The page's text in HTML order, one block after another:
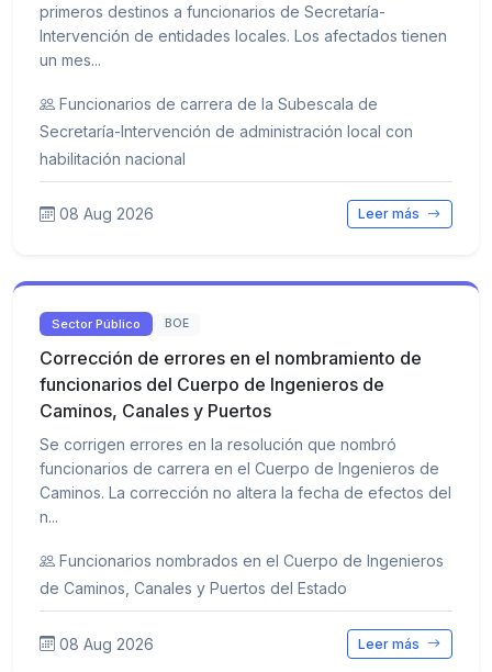
primeros destinos a funcionarios de Secretaría-
Intervención de entidades locales. Los afectados tienen
un mes...
Funcionarios de carrera de la Subescala de
Secretaría-Intervención de administración local con
habilitación nacional
08 Aug 2026 Leer más
Sector Público BOE
Corrección de errores en el nombramiento de
funcionarios del Cuerpo de Ingenieros de
Caminos, Canales y Puertos
Se corrigen errores en la resolución que nombró
funcionarios de carrera en el Cuerpo de Ingenieros de
Caminos. La corrección no altera la fecha de efectos del
n...
Funcionarios nombrados en el Cuerpo de Ingenieros
de Caminos, Canales y Puertos del Estado
08 Aug 2026 Leer más